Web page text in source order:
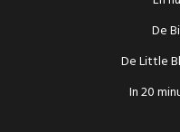
De
De Little
In 20